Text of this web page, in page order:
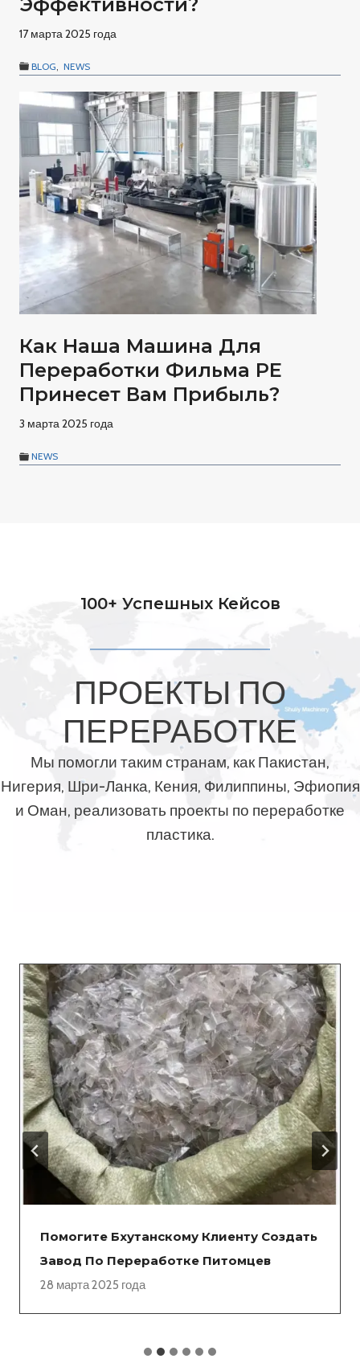
17 марта 2025 года
BLOG NEWS
Как Наша Машина Для
Переработки Фильма PE
Принесет Вам Прибыль?
3 марта 2025 года
NEWS
100+ Успешных Кейсов
ПРОЕКТЫ ПО
ПЕРЕРАБОТКЕ
Мы помогли таким странам, как Пакистан,
Нигерия, Шри-Ланка, Кения, Филиппины, Эфиопия
и Оман, реализовать проекты по переработке
пластика.
Помогите Бхутанскому Клиенту Создать
Завод По Переработке Питомцев
28 марта 2025 года